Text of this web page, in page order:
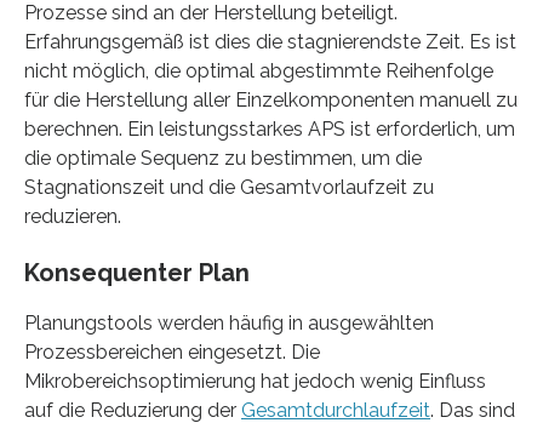
Prozesse sind an der Herstellung beteiligt.
Erfahrungsgemäß ist dies die stagnierendste Zeit. Es ist
nicht möglich, die optimal abgestimmte Reihenfolge
für die Herstellung aller Einzelkomponenten manuell zu
berechnen. Ein leistungsstarkes APS ist erforderlich, um
die optimale Sequenz zu bestimmen, um die
Stagnationszeit und die Gesamtvorlaufzeit zu
reduzieren.
Konsequenter Plan
Planungstools werden häufig in ausgewählten
Prozessbereichen eingesetzt. Die
Mikrobereichsoptimierung hat jedoch wenig Einfluss
auf die Reduzierung der Gesamtdurchlaufzeit. Das sind